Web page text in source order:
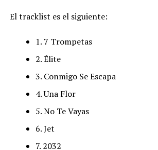
El tracklist es el siguiente:
1. 7 Trompetas
2. Élite
3. Conmigo Se Escapa
4. Una Flor
5. No Te Vayas
6. Jet
7. 2032